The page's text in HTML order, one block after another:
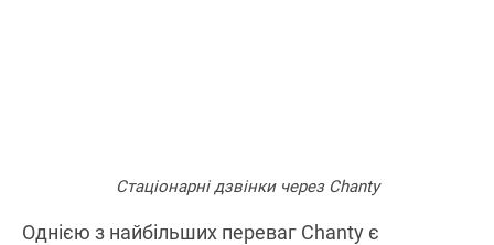
Стаціонарні дзвінки через Chanty
Однією з найбільших переваг Chanty є